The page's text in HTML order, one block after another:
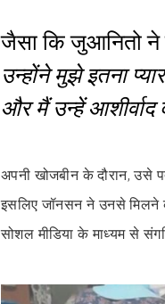
जैसा कि जुआनितो ने
उन्होंने मुझे इतना
और मैं उन्हें आशीर्वाद
अपनी खोजबीन के दौरान, उसे
इसलिए जॉनसन ने उनसे मिलने
सोशल मीडिया के माध्यम से